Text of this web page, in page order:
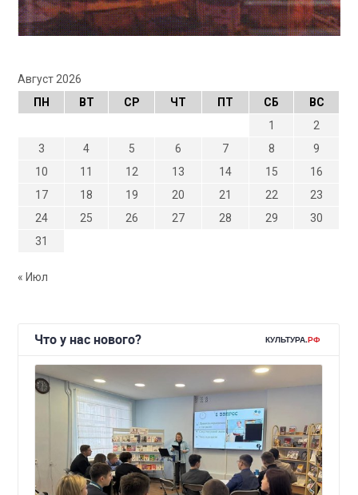
Август 2026
ПН
ВТ СР ЧТ ПТ СБ
ВС
1
2
3
4 5 6 7 8
9
10
11 12 13 14 15
16
17
18 19 20 21 22
23
24
25 26 27 28 29
30
31
« Июл